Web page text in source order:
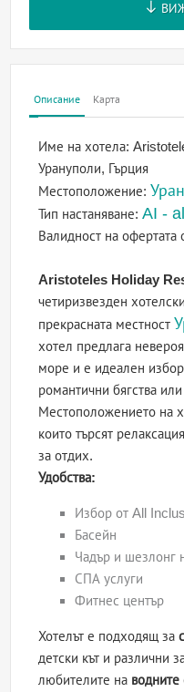
Описание Карта
Име на хотела:
Урануполи, Гърция
Местоположение:
Тип настаняване:AI -
Валидност на офертата
Aristoteles Holiday
четиризвезден
прекрасната местност
хотел предлага
море и е идеален
романтични бягства
Местоположението на
които търсят
за отдих.
Удобства:
Избор от All
Басейн
Чадър и шезлонг
СПА услуги
Фитнес център
Хотелът е подходящ за
детски кът и различни
любителите на водните